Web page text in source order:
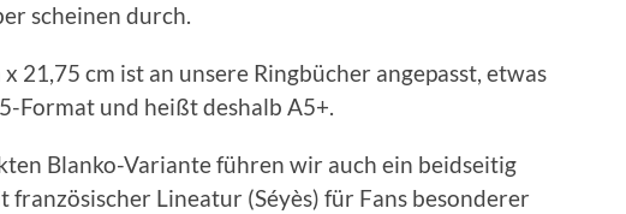
scheinen durch.
21,75 cm ist an unsere Ringbücher angepasst, etwas
Format und heißt deshalb A5+.
Blanko-Variante führen wir auch ein beidseitig
französischer Lineatur (Séyès) für Fans besonderer